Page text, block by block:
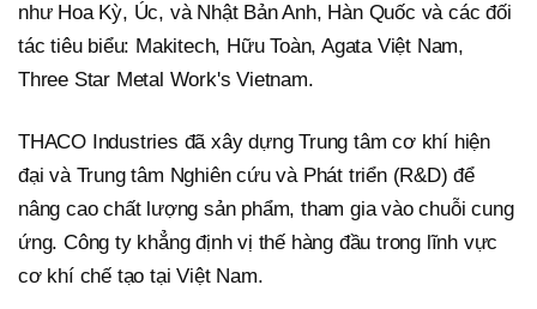
như Hoa Kỳ, Úc, và Nhật Bản Anh, Hàn Quốc và các đối
tác tiêu biểu: Makitech, Hữu Toàn, Agata Việt Nam,
Three Star Metal Work's Vietnam.
THACO Industries đã xây dựng Trung tâm cơ khí hiện
đại và Trung tâm Nghiên cứu và Phát triển (R&D) để
nâng cao chất lượng sản phẩm, tham gia vào chuỗi cung
ứng. Công ty khẳng định vị thế hàng đầu trong lĩnh vực
cơ khí chế tạo tại Việt Nam.